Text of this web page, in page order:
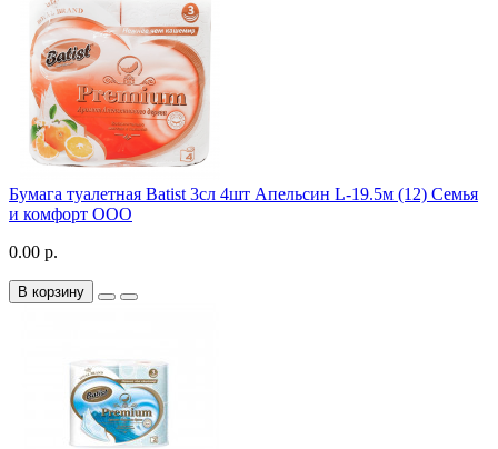
Бумага туалетная Batist 3сл 4шт Апельсин L-19.5м (12) Семья
и комфорт ООО
0.00 р.
В корзину